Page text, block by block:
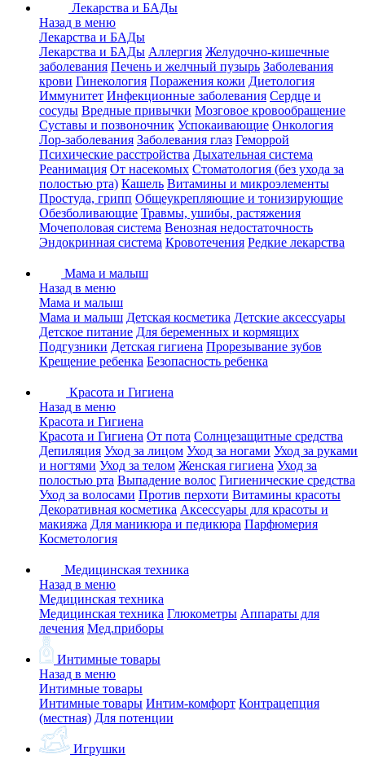
Лекарства и БАДы
Назад в меню
Лекарства и БАДы
Лекарства и БАДы Аллергия Желудочно-кишечные
заболевания Печень и желчный пузырь Заболевания
крови Гинекология Поражения кожи Диетология
Иммунитет Инфекционные заболевания Сердце и
сосуды Вредные привычки Мозговое кровообращение
Суставы и позвоночник Успокаивающие Онкология
Лор-заболевания Заболевания глаз Геморрой
Психические расстройства Дыхательная система
Реанимация От насекомых Стоматология (без ухода за
полостью рта) Кашель Витамины и микроэлементы
Простуда, грипп Общеукрепляющие и тонизирующие
Обезболивающие Травмы, ушибы, растяжения
Мочеполовая система Венозная недостаточность
Эндокринная система Кровотечения Редкие лекарства
Мама и малыш
Назад в меню
Мама и малыш
Мама и малыш Детская косметика Детские аксессуары
Детское питание Для беременных и кормящих
Подгузники Детская гигиена Прорезывание зубов
Крещение ребенка Безопасность ребенка
Красота и Гигиена
Назад в меню
Красота и Гигиена
Красота и Гигиена От пота Солнцезащитные средства
Депиляция Уход за лицом Уход за ногами Уход за руками
и ногтями Уход за телом Женская гигиена Уход за
полостью рта Выпадение волос Гигиенические средства
Уход за волосами Против перхоти Витамины красоты
Декоративная косметика Аксессуары для красоты и
макияжа Для маникюра и педикюра Парфюмерия
Косметология
Медицинская техника
Назад в меню
Медицинская техника
Медицинская техника Глюкометры Аппараты для
лечения Мед.приборы
Интимные товары
Назад в меню
Интимные товары
Интимные товары Интим-комфорт Контрацепция
(местная) Для потенции
Игрушки